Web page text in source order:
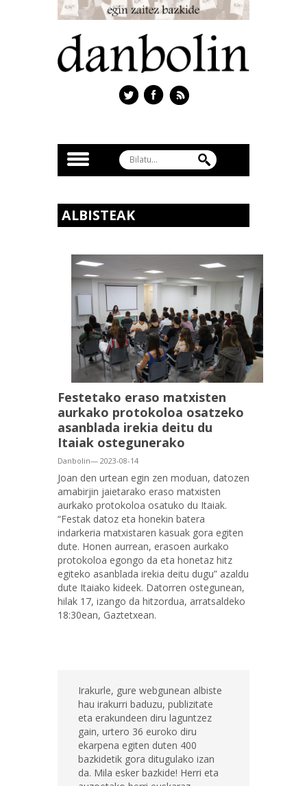
ALBISTEAK
Festetako eraso matxisten
aurkako protokoloa osatzeko
asanblada irekia deitu du
Itaiak ostegunerako
Danbolin— 2023-08-14
Joan den urtean egin zen moduan, datozen
amabirjin jaietarako eraso matxisten
aurkako protokoloa osatuko du Itaiak.
“Festak datoz eta honekin batera
indarkeria matxistaren kasuak gora egiten
dute. Honen aurrean, erasoen aurkako
protokoloa egongo da eta honetaz hitz
egiteko asanblada irekia deitu dugu” azaldu
dute Itaiako kideek. Datorren ostegunean,
hilak 17, izango da hitzordua, arratsaldeko
18:30ean, Gaztetxean.
Irakurle, gure webgunean albiste
hau irakurri baduzu, publizitate
eta erakundeen diru laguntzez
gain, urtero 36 euroko diru
ekarpena egiten duten 400
bazkidetik gora ditugulako izan
da. Mila esker bazkide! Herri eta